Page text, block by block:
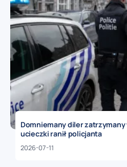
Domniemany diler zatrzymany
ucieczki ranił policjanta
2026-07-11